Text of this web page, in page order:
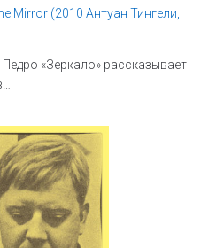
Mirror (2010 Антуан Тингели,
«Зеркало» рассказывает